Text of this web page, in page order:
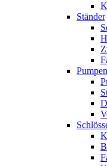
Ständer
Pumpen